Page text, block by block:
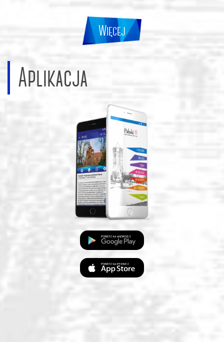
Więcej
Aplikacja